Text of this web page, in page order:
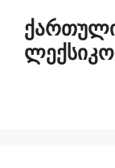
ქართული